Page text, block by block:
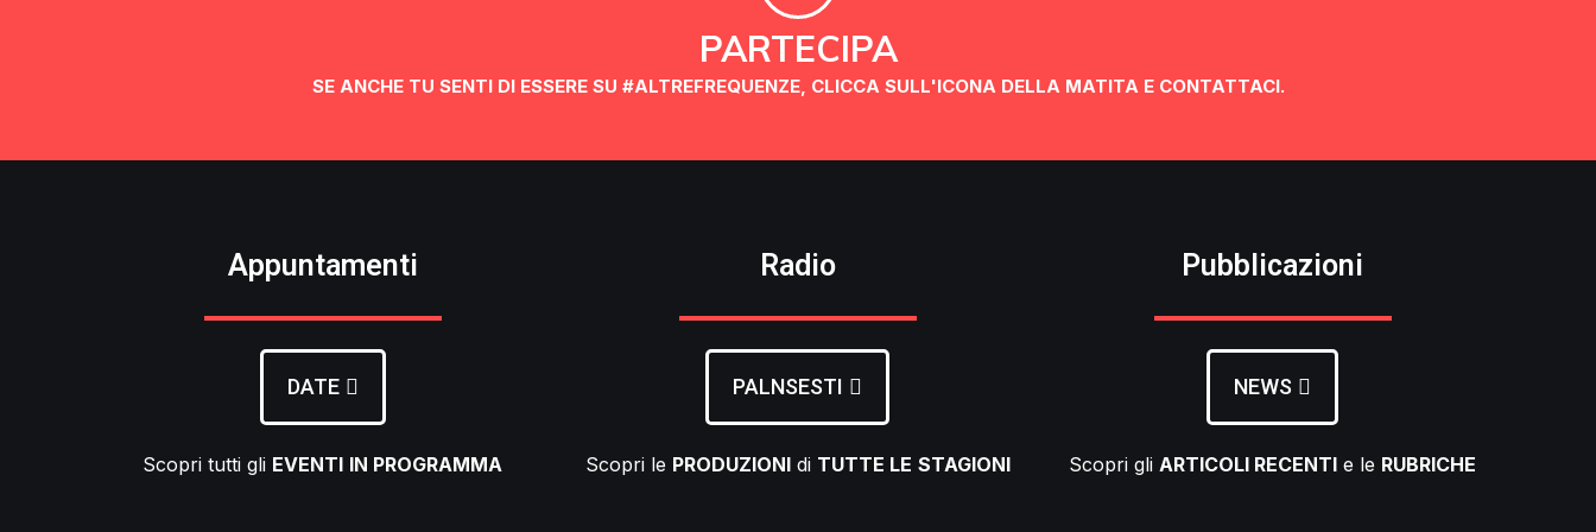
PARTECIPA
SE ANCHE TU SENTI DI ESSERE SU #ALTREFREQUENZE, CLICCA SULL'ICONA DELLA MATITA E CONTATTACI.
Appuntamenti
DATE
Scopri tutti gli EVENTI IN PROGRAMMA
Radio
PALNSESTI
Scopri le PRODUZIONIdi TUTTE LE STAGIONI
Pubblicazioni
NEWS
Scopri gliARTICOLI RECENTI e le RUBRICHE